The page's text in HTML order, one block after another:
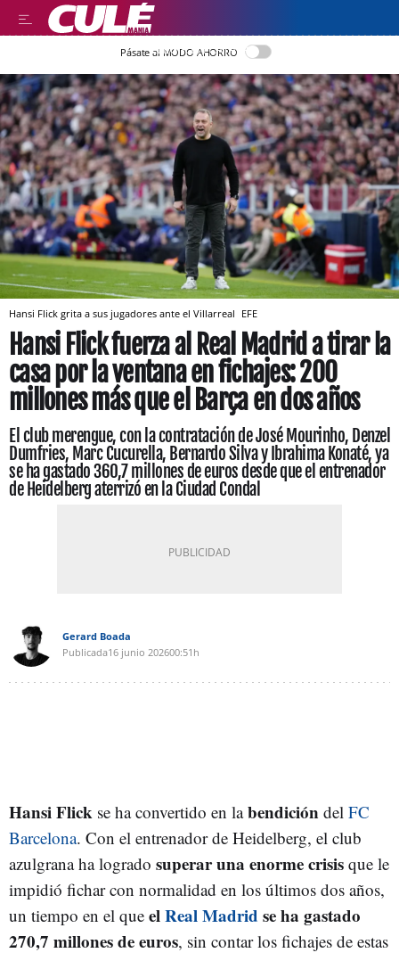
LLEGIR EN CATALÀ
Pásate al MODO AHORRO
Hansi Flick grita a sus jugadores ante el Villarreal EFE
Hansi Flick fuerza al Real Madrid a tirar la
casa por la ventana en fichajes: 200
millones más que el Barça en dos años
El club merengue, con la contratación de José Mourinho, Denzel
Dumfries, Marc Cucurella, Bernardo Silva y Ibrahima Konaté, ya
se ha gastado 360,7 millones de euros desde que el entrenador
de Heidelberg aterrizó en la Ciudad Condal
Gerard Boada
Publicada16 junio 202600:51h
Hansi Flick se ha convertido en labendición del FC
Barcelona. Con el entrenador de Heidelberg, el club
azulgrana ha logrado superar una enorme crisis que le
impidió fichar con normalidad en los últimos dos años,
un tiempo en el que elReal Madrid se ha gastado
270,7 millones de euros, sin contar los fichajes de estas